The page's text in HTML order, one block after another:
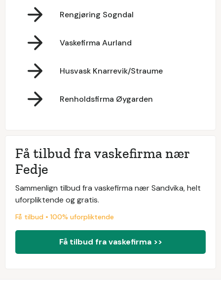
Rengjøring Sogndal
Vaskefirma Aurland
Husvask Knarrevik/Straume
Renholdsfirma Øygarden
Få tilbud fra vaskefirma nær
Fedje
Sammenlign tilbud fra vaskefirma nær Sandvika, helt
uforpliktende og gratis.
Få tilbud • 100% uforpliktende
Få tilbud fra vaskefirma >>